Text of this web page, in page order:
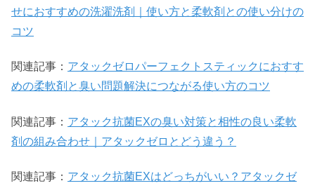
せにおすすめの洗濯洗剤｜使い方と柔軟剤との使い分けの
コツ
関連記事： アタックゼロパーフェクトスティックにおすす
めの柔軟剤と臭い問題解決につながる使い方のコツ
関連記事： アタック抗菌EXの臭い対策と相性の良い柔軟
剤の組み合わせ｜アタックゼロとどう違う？
関連記事： アタック抗菌EXはどっちがいい？アタックゼ